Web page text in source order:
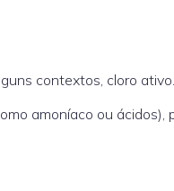
contextos, cloro ativo.
amoníaco ou ácidos),